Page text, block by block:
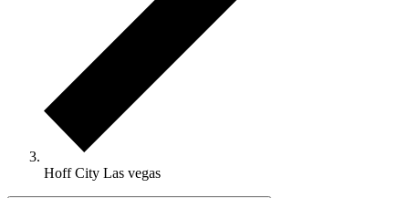
Hoff City Las vegas